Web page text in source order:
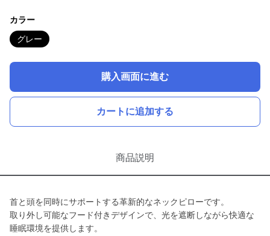
カラー
グレー
購入画面に進む
カートに追加する
商品説明
首と頭を同時にサポートする革新的なネックピローです。
取り外し可能なフード付きデザインで、光を遮断しながら快適な
睡眠環境を提供します。